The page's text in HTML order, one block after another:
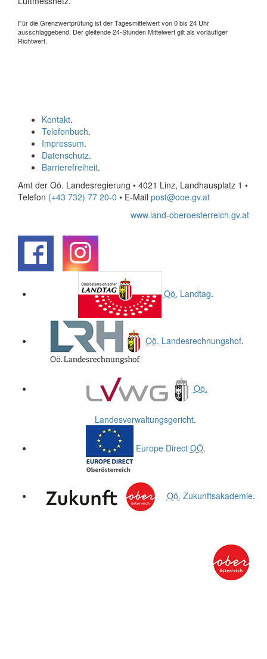
Für die Grenzwertprüfung ist der Tagesmittelwert von 0 bis 24 Uhr
ausschlaggebend. Der gleitende 24-Stunden Mittelwert gilt als vorläufiger
Richtwert.
Kontakt.
Telefonbuch.
Impressum.
Datenschutz.
Barrierefreiheit.
Amt der Oö. Landesregierung • 4021 Linz, Landhausplatz 1 •
Telefon (+43 732) 77 20-0 • E-Mail post@ooe.gv.at
www.land-oberoesterreich.gv.at
Oö. Landtag.
Oö. Landesrechnungshof.
Oö.
Landesverwaltungsgericht.
Europe Direct OÖ.
Oö. Zukunftsakademie.